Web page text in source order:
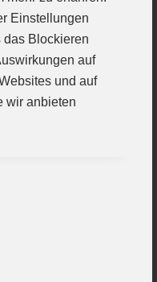
Einstellungen
das Blockieren
auf
und auf
wir anbieten
auch in der
erhielt. Der
weiterbehalten.
dann aber für
Günzburger
Reiz versprüht.
Schwäbische